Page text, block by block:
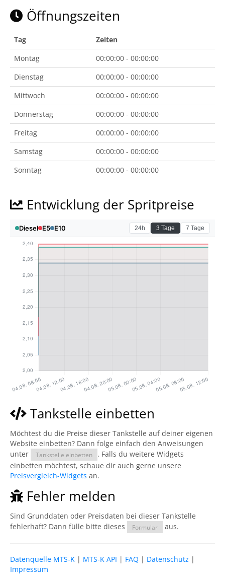
Öffnungszeiten
Tag
Zeiten
Montag
00:00:00 - 00:00:00
Dienstag
00:00:00 - 00:00:00
Mittwoch
00:00:00 - 00:00:00
Donnerstag
00:00:00 - 00:00:00
Freitag
00:00:00 - 00:00:00
Samstag
00:00:00 - 00:00:00
Sonntag
00:00:00 - 00:00:00
Entwicklung der Spritpreise
Tankstelle einbetten
Möchtest du die Preise dieser Tankstelle auf deiner eigenen
Website einbetten? Dann folge einfach den Anweisungen
unter
Tankstelle einbetten
. Falls du weitere Widgets
einbetten möchtest, schaue dir auch gerne unsere
Preisvergleich-Widgets an.
Fehler melden
Sind Grunddaten oder Preisdaten bei dieser Tankstelle
fehlerhaft? Dann fülle bitte dieses
Formular aus.
Datenquelle MTS-K | MTS-K API | FAQ | Datenschutz |
Impressum